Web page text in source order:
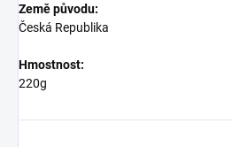
Země původu:
Česká Republika
Hmostnost:
220g